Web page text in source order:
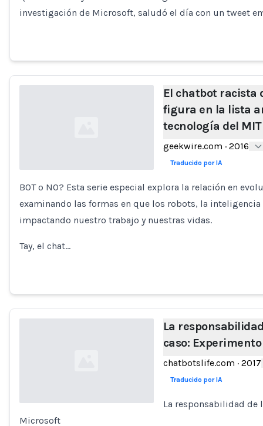
Loading...
investigación de Microsoft, saludó el día con un tweet
El chatbot racista
figura en la lista
tecnología del MIT
geekwire.com · 2016
Traducido por IA
BOT o NO? Esta serie especial explora la relación en
examinando las formas en que los robots, la
impactando nuestro trabajo y nuestras vidas.
Tay, el chat…
La
caso:
chatbotslife.com · 2017
Traducido por IA
La responsabilidad de
Microsoft